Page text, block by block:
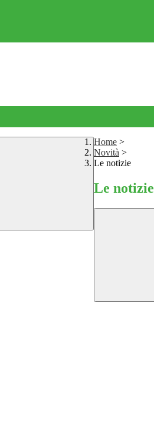
Home >
Novità >
Le notizie
Le notizie